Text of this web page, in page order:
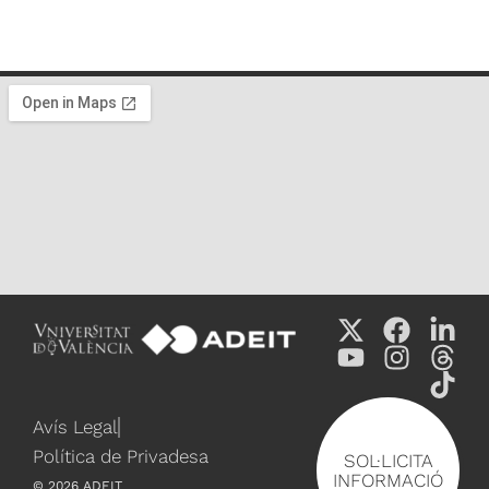
SOL·LICITA
INFORMACIÓ
Avís Legal
Política de Privadesa
© 2026 ADEIT